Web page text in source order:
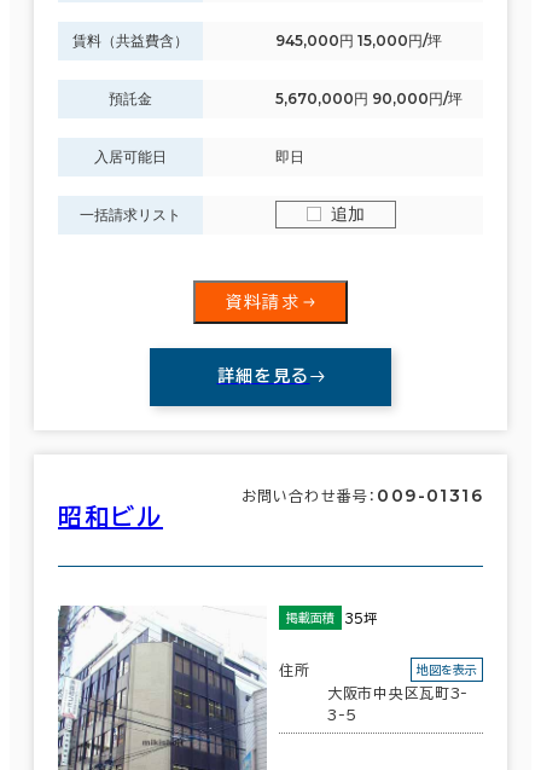
賃料（共益費含） 945,000円 15,000円/坪
預託金 5,670,000円 90,000円/坪
入居可能日 即日
一括請求リスト 追加
資料請求
詳細を見る
昭和ビル
お問い合わせ番号： 009-01316
掲載面積 35坪
住所
大阪市中央区瓦町3-
3-5
地図を表示
浪速区
福島区
天王寺区
大阪市他区
156室(77棟)
この条件で検索する
築年数
10年以内
20年以内 30年以内
階数
その他
駐車場設備あり
1フロア面積100坪以上